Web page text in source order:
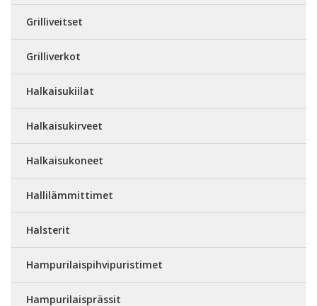
Grilliveitset
Grilliverkot
Halkaisukiilat
Halkaisukirveet
Halkaisukoneet
Hallilämmittimet
Halsterit
Hampurilaispihvipuristimet
Hampurilaisprässit